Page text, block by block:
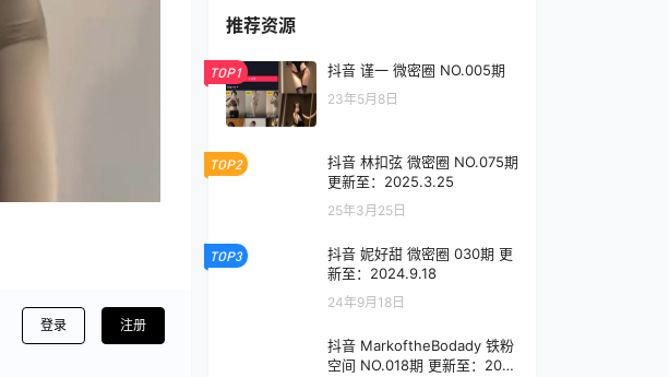
登录 注册
推荐资源
TOP1 抖音 谨一 微密圈 NO.005期
23年5月8日
TOP2
抖音 林扣弦 微密圈 NO.075期
更新至：2025.3.25
25年3月25日
TOP3
抖音 妮好甜 微密圈 030期 更
新至：2024.9.18
24年9月18日
抖音 MarkoftheBodady 铁粉
空间 NO.018期 更新至：202